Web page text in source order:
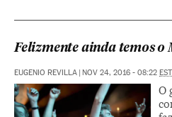
Felizmente ainda temos o
EUGENIO REVILLA NOV 24, 2016 - 08:22 EST
O